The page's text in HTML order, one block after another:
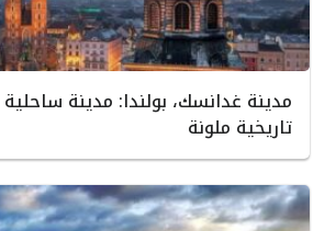
مدينة غدانسك، بولندا: مدينة
تاريخية ملونة